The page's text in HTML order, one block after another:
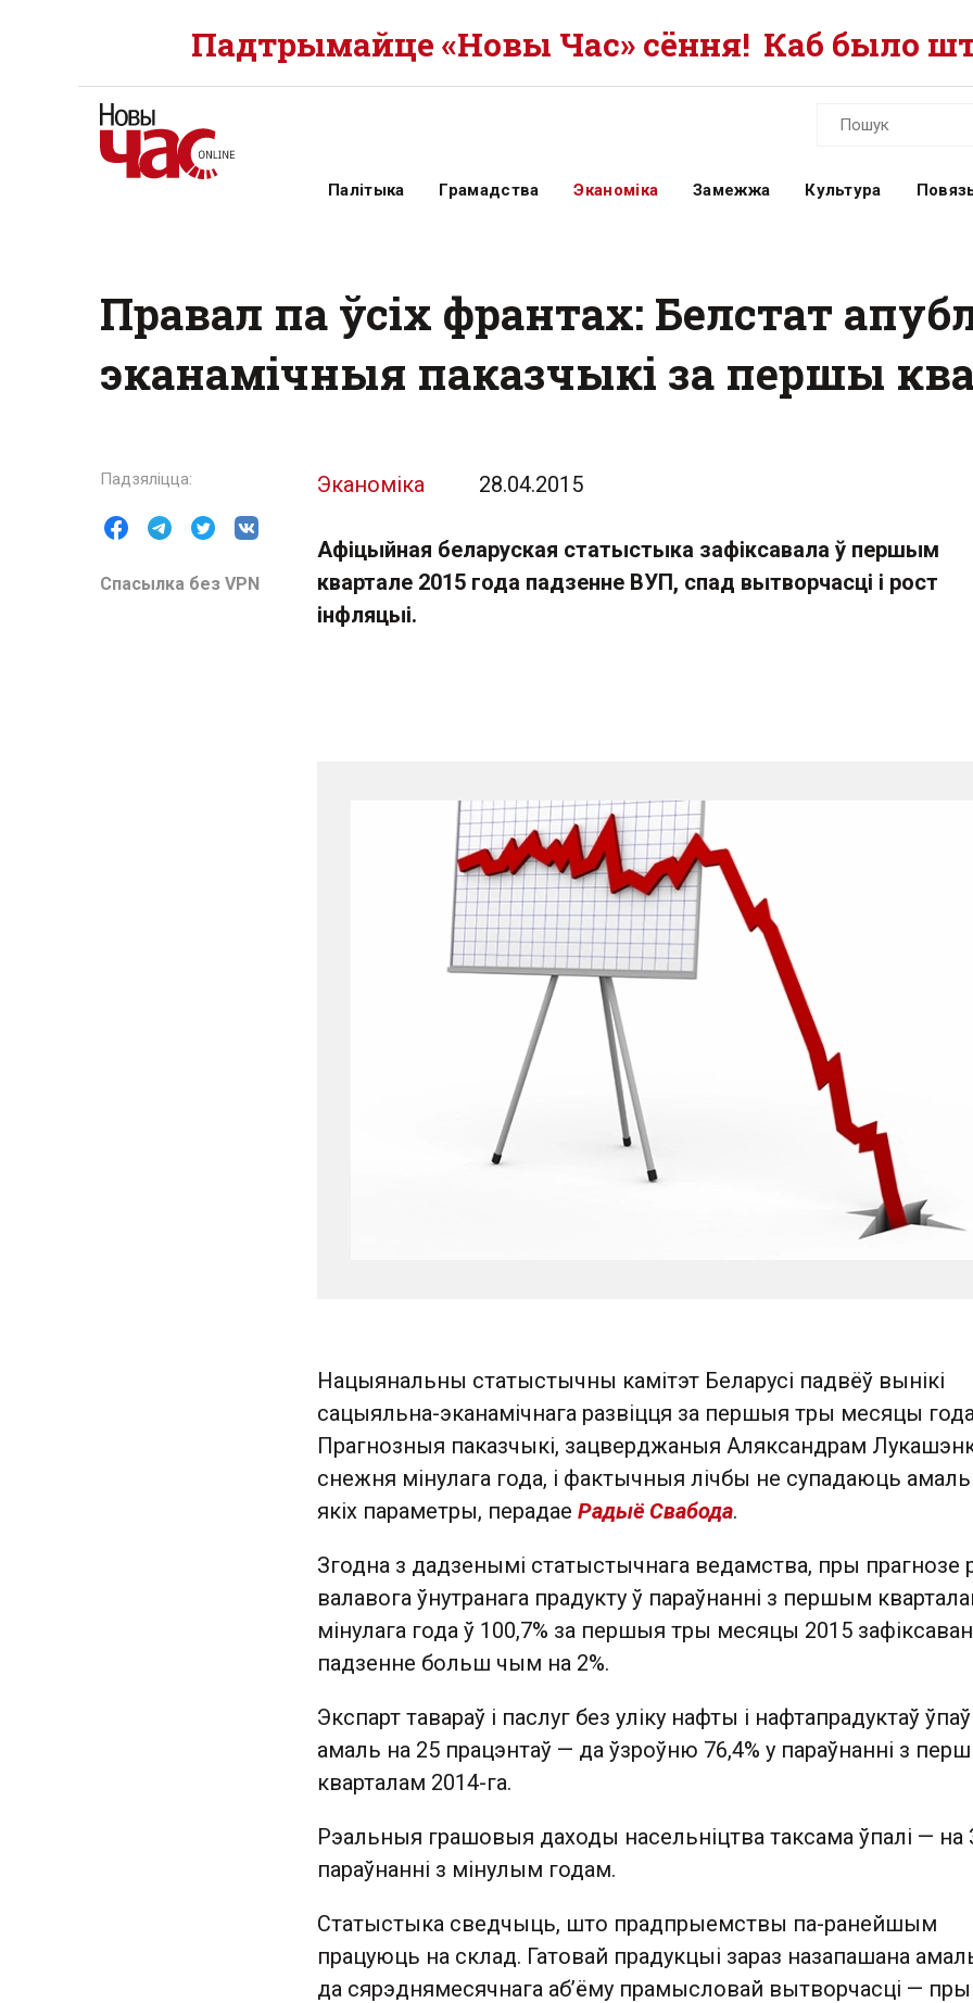
Падтрымайце «Новы Час» сёння! Каб было
Палітыка Грамадства Эканоміка Замежжа Культура
Правал па ўсіх франтах: Белстат
эканамічныя паказчыкі за першы
Спасылка без VPN
Эканоміка 28.04.2015
Афіцыйная беларуская статыстыка зафіксавала ў першым
квартале 2015 года падзенне ВУП, спад вытворчасці і рост
інфляцыі.
Нацыянальны статыстычны камітэт Беларусі падвёў вынікі
сацыяльна-эканамічнага развіцця за першыя тры месяцы
Прагнозныя паказчыкі, зацверджаныя Аляксандрам
снежня мінулага года, і фактычныя лічбы не супадаюць амаль
якіх параметры, перадае Радыё Свабода.
Згодна з дадзенымі статыстычнага ведамства, пры прагнозе
валавога ўнутранага прадукту ў параўнанні з першым
мінулага года ў 100,7% за першыя тры месяцы 2015
падзенне больш чым на 2%.
Экспарт тавараў і паслуг без уліку нафты і нафтапрадуктаў ўпаў
амаль на 25 працэнтаў — да ўзроўню 76,4% у параўнанні з
кварталам 2014-га.
Рэальныя грашовыя даходы насельніцтва таксама ўпалі — на
параўнанні з мінулым годам.
Статыстыка сведчыць, што прадпрыемствы па-ранейшым
працуюць на склад. Гатовай прадукцыі зараз назапашана
да сярэднямесячнага аб’ёму прамысловай вытворчасці —